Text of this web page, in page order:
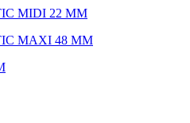
MIDI 22 ММ
MAXI 48 ММ